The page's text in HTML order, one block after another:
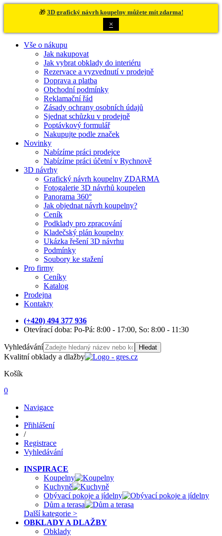
🎁 3D grafický návrh koupelny můžete mít zdarma!
×
Vše o nákupu
Jak nakupovat
Jak vybrat obklady do interiéru
Rezervace a vyzvednutí v prodejně
Doprava a platba
Obchodní podmínky
Reklamační řád
Zásady ochrany osobních údajů
Sjednat schůzku v prodejně
Poptávkový formulář
Nakupujte podle značek
Novinky
Nabízíme práci prodejce
Nabízíme práci účetní v Rychnově
3D návrhy
Grafický návrh koupelny ZDARMA
Fotogalerie 3D návrhů koupelen
Panorama 360°
Jak objednat návrh koupelny?
Ceník
Podklady pro zpracování
Kladečský plán koupelny
Ukázka řešení 3D návrhu
Podmínky
Soubory ke stažení
Pro firmy
Ceníky
Katalog
Prodejna
Kontakty
(+420) 494 377 936
Otevírací doba: Po-Pá: 8:00 - 17:00, So: 8:00 - 11:30
Vyhledávání Hledat
Kvalitní obklady a dlažby
Košík
0
Navigace
Přihlášení
/
Registrace
Vyhledávání
INSPIRACE
Koupelny
Kuchyně
Obývací pokoje a jídelny
Dům a terasa
Další kategorie >
OBKLADY A DLAŽBY
Obklady